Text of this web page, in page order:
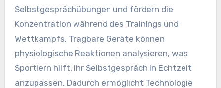
Selbstgesprächübungen und fördern die
Konzentration während des Trainings und
Wettkampfs. Tragbare Geräte können
physiologische Reaktionen analysieren, was
Sportlern hilft, ihr Selbstgespräch in Echtzeit
anzupassen. Dadurch ermöglicht Technologie